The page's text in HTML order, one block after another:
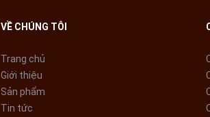
VỀ CHÚNG TÔI
Trang chủ
Giới thiệu
Sản phẩm
Tin tức